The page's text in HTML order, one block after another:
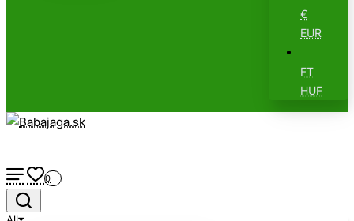
€
EUR
FT
HUF
0